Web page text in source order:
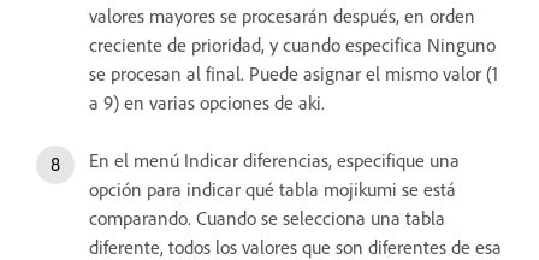
valores mayores se procesarán después, en orden
creciente de prioridad, y cuando especifica Ninguno
se procesan al final. Puede asignar el mismo valor (1
a 9) en varias opciones de aki.
En el menú Indicar diferencias, especifique una
opción para indicar qué tabla mojikumi se está
comparando. Cuando se selecciona una tabla
diferente, todos los valores que son diferentes de esa